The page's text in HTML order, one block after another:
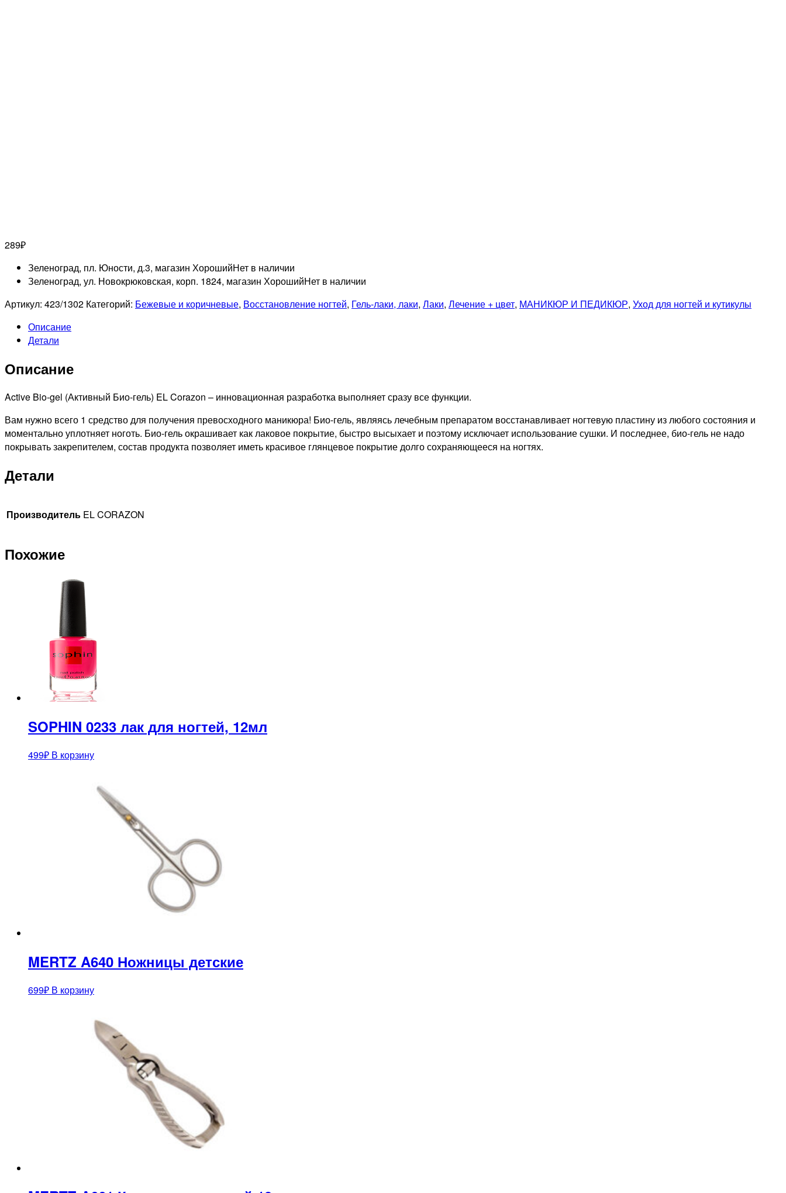
289₽
Зеленоград, пл. Юности, д.3, магазин ХорошийНет в наличии
Зеленоград, ул. Новокрюковская, корп. 1824, магазин ХорошийНет в наличии
Артикул: 423/1302 Категорий: Бежевые и коричневые, Восстановление ногтей, Гель-лаки, лаки, Лаки, Лечение + цвет, МАНИКЮР И ПЕДИКЮР, Уход для ногтей и кутикулы
Описание
Детали
Описание
Active Bio-gel (Активный Био-гель) EL Corazon – инновационная разработка выполняет сразу все функции.
Вам нужно всего 1 средство для получения превосходного маникюра! Био-гель, являясь лечебным препаратом восстанавливает ногтевую пластину из любого состояния и
моментально уплотняет ноготь. Био-гель окрашивает как лаковое покрытие, быстро высыхает и поэтому исключает использование сушки. И последнее, био-гель не надо
покрывать закрепителем, состав продукта позволяет иметь красивое глянцевое покрытие долго сохраняющееся на ногтях.
Детали
Производитель EL CORAZON
Похожие
SOPHIN 0233 лак для ногтей, 12мл
499₽ В корзину
MERTZ A640 Ножницы детские
699₽ В корзину